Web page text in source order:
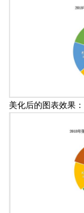
美化后的图表效果：